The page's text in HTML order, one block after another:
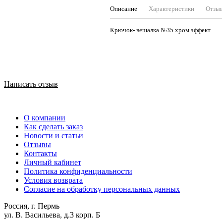
Описание Характеристики
Крючок- вешалка №35 хром эффект
Написать отзыв
О компании
Как сделать заказ
Новости и статьи
Отзывы
Контакты
Личный кабинет
Политика конфиденциальности
Условия возврата
Согласие на обработку персональных данных
Россия, г. Пермь
ул. В. Васильева, д.3 корп. Б